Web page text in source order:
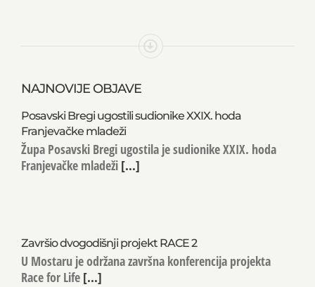
NAJNOVIJE OBJAVE
Posavski Bregi ugostili sudionike XXIX. hoda
Franjevačke mladeži
Župa Posavski Bregi ugostila je sudionike XXIX. hoda
Franjevačke mladeži [...]
Završio dvogodišnji projekt RACE 2
U Mostaru je održana završna konferencija projekta
Race for Life [...]